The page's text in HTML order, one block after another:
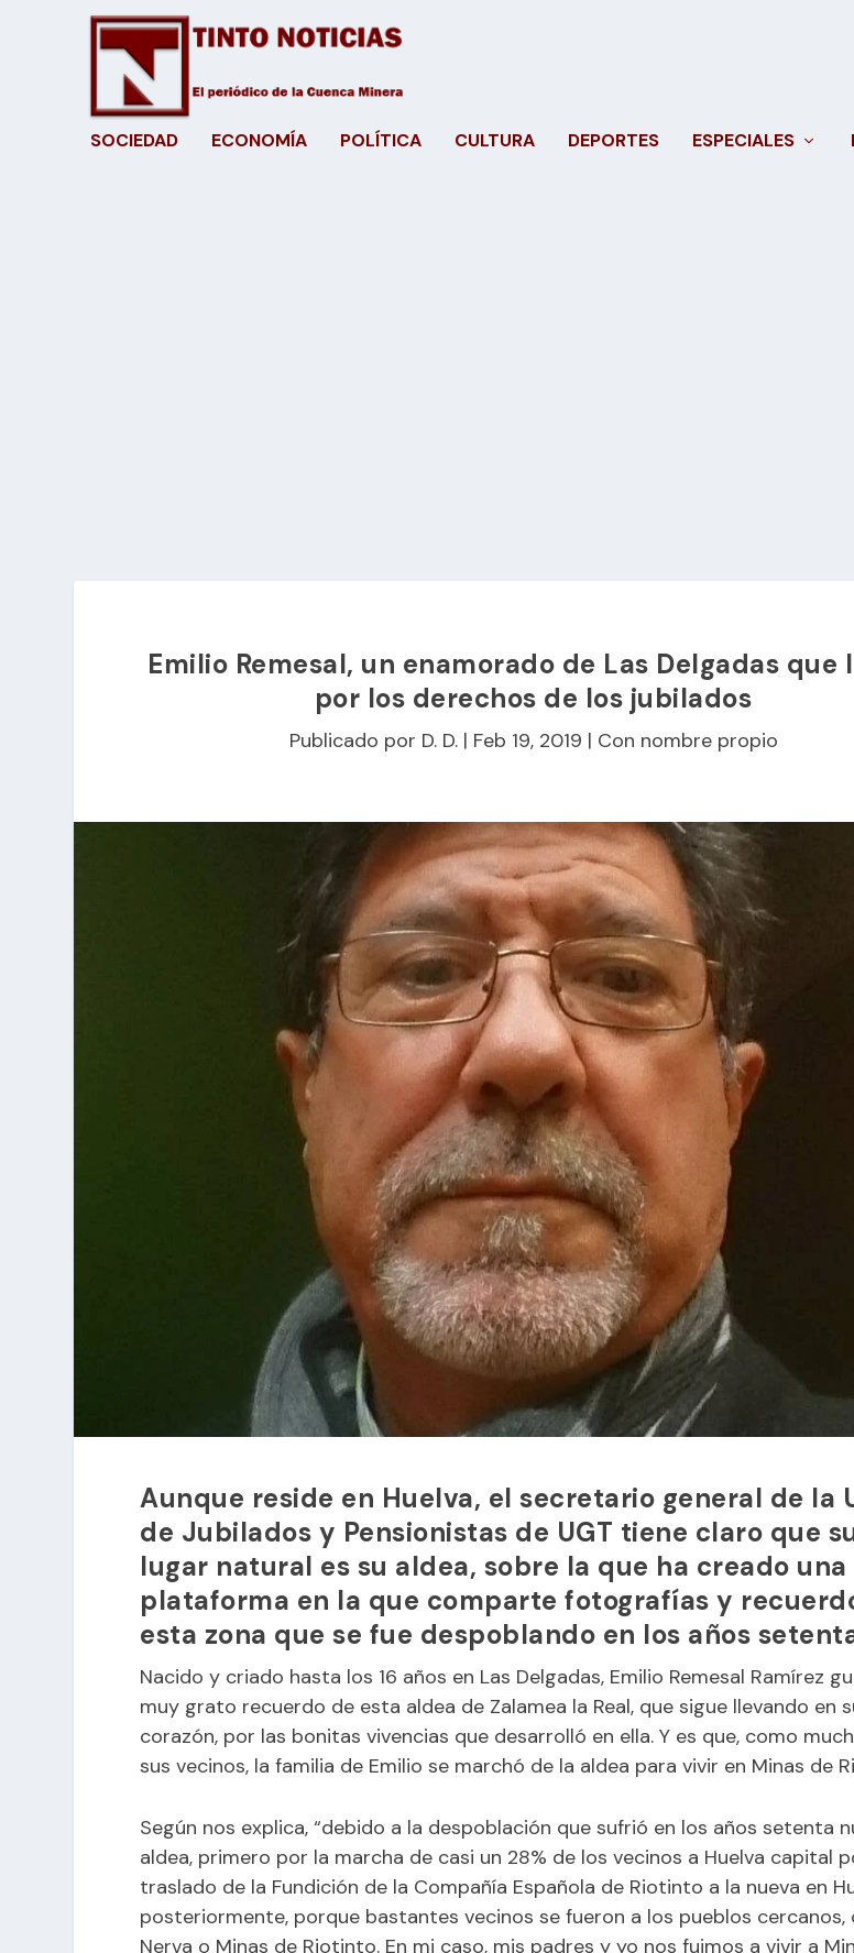
SOCIEDAD ECONOMÍA POLÍTICA CULTURA DEPORTES ESPECIALES
Emilio Remesal, un enamorado de Las Delgadas que
por los derechos de los jubilados
Publicado por D. D.| Feb 19, 2019 | Con nombre propio
Aunque reside en Huelva, el secretario general de la
de Jubilados y Pensionistas de UGT tiene claro que
lugar natural es su aldea, sobre la que ha creado una
plataforma en la que comparte fotografías y
esta zona que se fue despoblando en los años
Nacido y criado hasta los 16 años en Las Delgadas, Emilio Remesal Ramírez
muy grato recuerdo de esta aldea de Zalamea la Real, que sigue llevando en
corazón, por las bonitas vivencias que desarrolló en ella. Y es que, como
sus vecinos, la familia de Emilio se marchó de la aldea para vivir en Minas de
Según nos explica, “debido a la despoblación que sufrió en los años setenta
aldea, primero por la marcha de casi un 28% de los vecinos a Huelva capital
traslado de la Fundición de la Compañía Española de Riotinto a la nueva en
posteriormente, porque bastantes vecinos se fueron a los pueblos cercanos,
Nerva o Minas de Riotinto. En mi caso, mis padres y yo nos fuimos a vivir a